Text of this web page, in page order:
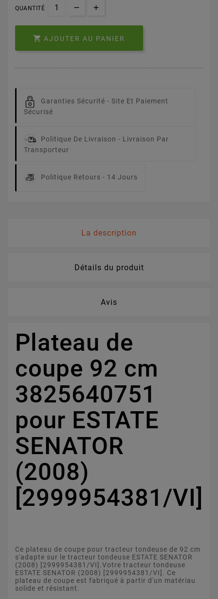
QUANTITÉ
 AJOUTER AU PANIER
Garanties Sécurité - Site Et Paiement
Sécurisé
Politique De Livraison - Livraison Par
Transporteur
Politique Retours - 14 Jours
La description
Détails du produit
Avis
Plateau de
coupe 92 cm
3825640751
pour ESTATE
SENATOR
(2008)
[2999954381/VI]
Ce plateau de coupe pour tracteur tondeuse de 92 cm
s'adapte sur le tracteur tondeuse ESTATE SENATOR
(2008) [2999954381/VI].Votre tracteur tondeuse
ESTATE SENATOR (2008) [2999954381/VI]. Ce
plateau de coupe est fabriqué à partir d'un matériau
solide et résistant.